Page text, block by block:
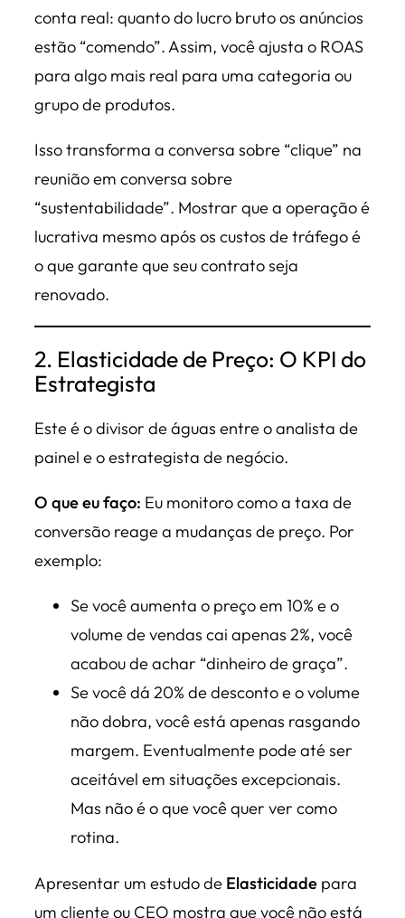
conta real: quanto do lucro bruto os anúncios
estão “comendo”. Assim, vocêajusta o ROAS
para algo mais real para uma categoria ou
grupo de produtos.
Isso transforma a conversa sobre “clique” na
reunião em conversa sobre
“sustentabilidade”. Mostrar que a operação é
lucrativa mesmo após os custos de tráfego é
o que garante que seu contrato seja
renovado.
2. Elasticidade de Preço: O KPI do
Estrategista
Este é o divisor de águas entre o analista de
painel e o estrategista de negócio.
O que eu faço: Eu monitoro como a taxa de
conversão reage a mudanças de preço. Por
exemplo:
Se você aumenta o preço em 10% e o
volume de vendas cai apenas 2%, você
acabou de achar “dinheiro de graça”.
Se você dá 20% de desconto e o volume
não dobra, você está apenas rasgando
margem. Eventualmente pode até ser
aceitável em situações excepcionais.
Mas não é o que você quer ver como
rotina.
Apresentar um estudo de Elasticidade para
um cliente ou CEO mostra que você não está